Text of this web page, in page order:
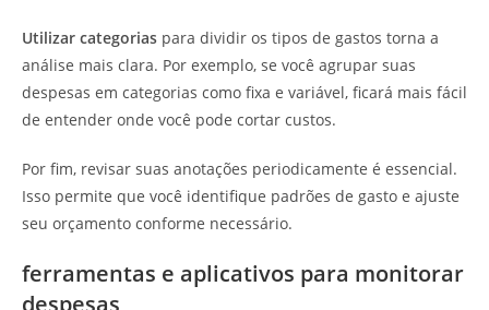
Utilizar categorias para dividir os tipos de gastos torna a
análise mais clara. Por exemplo, se você agrupar suas
despesas em categorias como fixa e variável, ficará mais fácil
de entender onde você pode cortar custos.
Por fim, revisar suas anotações periodicamente é essencial.
Isso permite que você identifique padrões de gasto e ajuste
seu orçamento conforme necessário.
ferramentas e aplicativos para monitorar
despesas